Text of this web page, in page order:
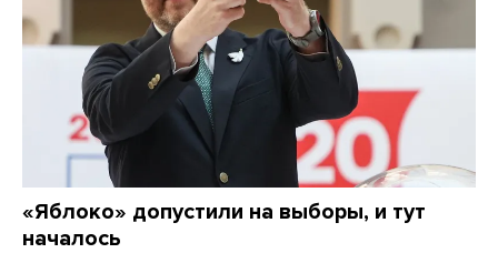
«Яблоко» допустили на выборы, и тут
началось